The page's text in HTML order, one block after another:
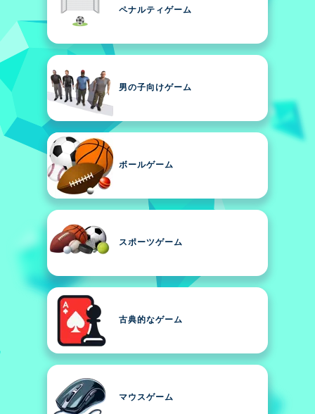
ペナルティゲーム
男の子向けゲーム
ボールゲーム
スポーツゲーム
古典的なゲーム
マウスゲーム